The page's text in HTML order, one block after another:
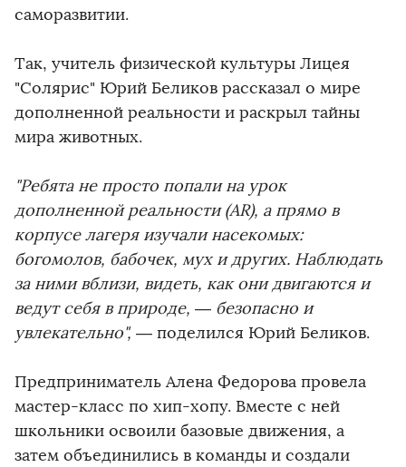
саморазвитии.
Так, учитель физической культуры Лицея
"Солярис" Юрий Беликов рассказал о мире
дополненной реальности и раскрыл тайны
мира животных.
"Ребята не просто попали на урок
дополненной реальности (AR), а прямо в
корпусе лагеря изучали насекомых:
богомолов, бабочек, мух и других. Наблюдать
за ними вблизи, видеть, как они двигаются и
ведут себя в природе, — безопасно и
увлекательно", — поделился Юрий Беликов.
Предприниматель Алена Федорова провела
мастер-класс по хип-хопу. Вместе с ней
школьники освоили базовые движения, а
затем объединились в команды и создали